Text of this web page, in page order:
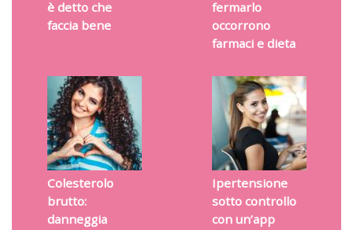
è detto che
faccia bene
fermarlo
occorrono
farmaci e dieta
Colesterolo
brutto:
danneggia
Ipertensione
sotto controllo
con un’app